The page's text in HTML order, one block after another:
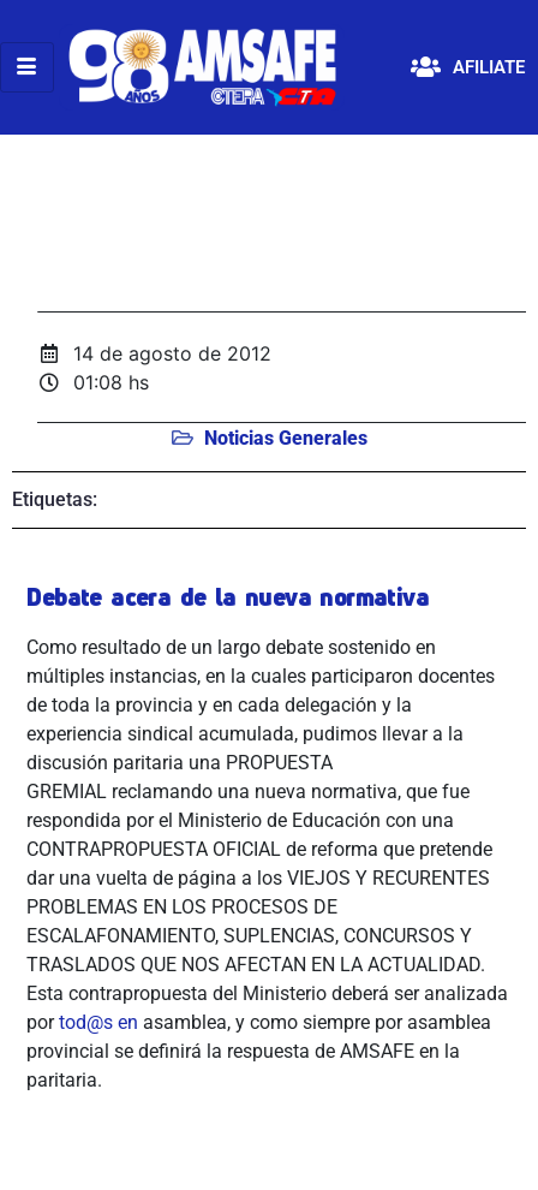
AFILIATE
14 de agosto de 2012
01:08 hs
Noticias Generales
Etiquetas:
Debate acera de la nueva normativa
Como resultado de un largo debate sostenido en
múltiples instancias, en la cuales participaron docentes
de toda la provincia y en cada delegación y la
experiencia sindical acumulada, pudimos llevar a la
discusión paritaria una PROPUESTA
GREMIAL reclamando una nueva normativa, que fue
respondida por el Ministerio de Educación con una
CONTRAPROPUESTA OFICIAL de reforma que pretende
dar una vuelta de página a los VIEJOS Y RECURENTES
PROBLEMAS EN LOS PROCESOS DE
ESCALAFONAMIENTO, SUPLENCIAS, CONCURSOS Y
TRASLADOS QUE NOS AFECTAN EN LA ACTUALIDAD.
Esta contrapropuesta del Ministerio deberá ser analizada
portod@s en asamblea, y como siempre por asamblea
provincial se definirá la respuesta de AMSAFE en la
paritaria.